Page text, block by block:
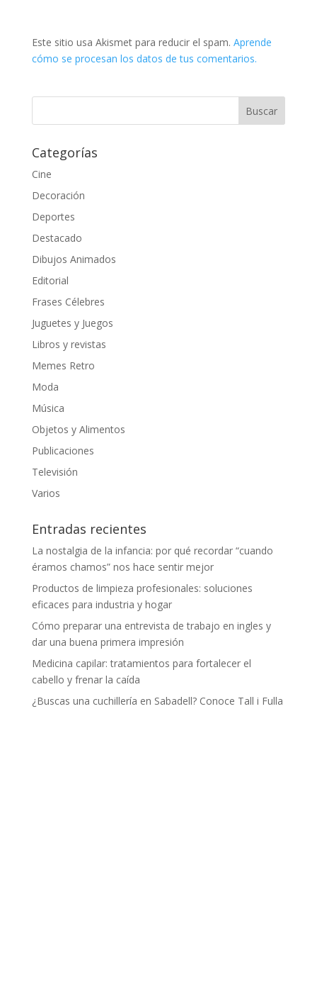
Este sitio usa Akismet para reducir el spam. Aprende
cómo se procesan los datos de tus comentarios.
Categorías
Cine
Decoración
Deportes
Destacado
Dibujos Animados
Editorial
Frases Célebres
Juguetes y Juegos
Libros y revistas
Memes Retro
Moda
Música
Objetos y Alimentos
Publicaciones
Televisión
Varios
Entradas recientes
La nostalgia de la infancia: por qué recordar “cuando
éramos chamos” nos hace sentir mejor
Productos de limpieza profesionales: soluciones
eficaces para industria y hogar
Cómo preparar una entrevista de trabajo en ingles y
dar una buena primera impresión
Medicina capilar: tratamientos para fortalecer el
cabello y frenar la caída
¿Buscas una cuchillería en Sabadell? Conoce Tall i Fulla